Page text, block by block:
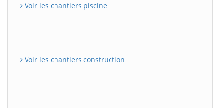
Voir les chantiers piscine
Voir les chantiers construction